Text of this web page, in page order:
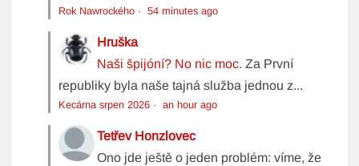
Rok Nawrockého ·54 minutes ago
Hruška
Naši špijóní? No nic moc. Za První
republiky byla naše tajná služba jednou z...
Kecárna srpen 2026 ·an hour ago
Tetřev Honzlovec
Ono jde ještě o jeden problém: víme, že